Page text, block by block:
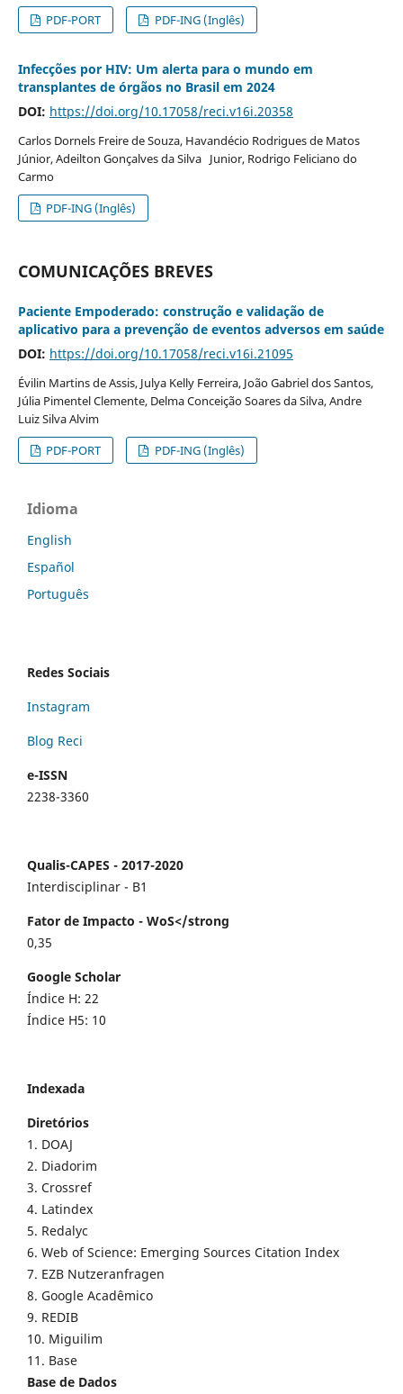
PDF-PORT PDF-ING (Inglês)
Infecções por HIV: Um alerta para o mundo em
transplantes de órgãos no Brasil em 2024
DOI: https://doi.org/10.17058/reci.v16i.20358
Carlos Dornels Freire de Souza, Havandécio Rodrigues de Matos
Júnior, Adeilton Gonçalves da Silva Junior, Rodrigo Feliciano do
Carmo
PDF-ING (Inglês)
COMUNICAÇÕES BREVES
Paciente Empoderado: construção e validação de
aplicativo para a prevenção de eventos adversos em saúde
DOI: https://doi.org/10.17058/reci.v16i.21095
Évilin Martins de Assis, Julya Kelly Ferreira, João Gabriel dos Santos,
Júlia Pimentel Clemente, Delma Conceição Soares da Silva, Andre
Luiz Silva Alvim
PDF-PORT
PDF-ING (Inglês)
Idioma
English
Español
Português
Redes Sociais
Instagram
Blog Reci
e-ISSN
2238-3360
Qualis-CAPES - 2017-2020
Interdisciplinar - B1
Fator de Impacto - WoS</strong
0,35
Google Scholar
Índice H: 22
Índice H5: 10
Indexada
Diretórios
1. DOAJ
2. Diadorim
3. Crossref
4. Latindex
5. Redalyc
6. Web of Science: Emerging Sources Citation Index
7. EZB Nutzeranfragen
8. Google Acadêmico
9. REDIB
10. Miguilim
11. Base
Base de Dados